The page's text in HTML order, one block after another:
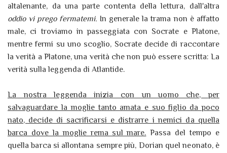
altalenante, da una parte contenta della lettura, dall'altra
oddio vi prego fermatemi. In generale la trama non è affatto
male, ci troviamo in passeggiata con Socrate e Platone,
mentre fermi su uno scoglio, Socrate decide di raccontare
la verità a Platone, una verità che non può essere scritta: La
verità sulla leggenda di Atlantide.
La nostra leggenda inizia con un uomo che, per
salvaguardare la moglie tanto amata e suo figlio da poco
nato, decide di sacrificarsi e distrarre i nemici da quella
barca dove la moglie rema sul mare. Passa del tempo e
quella barca si allontana sempre più, Dorian quel neonato, è